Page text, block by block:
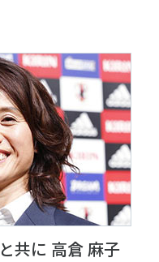
共に 高倉 麻子